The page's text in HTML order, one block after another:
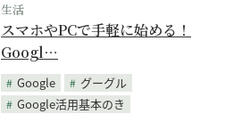
生活
スマホやPCで手軽に始める！
Googl…
Google
グーグル
Google活用基本のき